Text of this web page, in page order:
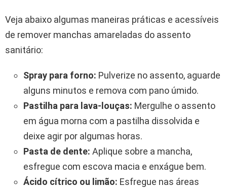
Veja abaixo algumas maneiras práticas e acessíveis
de remover manchas amareladas do assento
sanitário:
Spray para forno: Pulverize no assento, aguarde
alguns minutos e remova com pano úmido.
Pastilha para lava-louças: Mergulhe o assento
em água morna com a pastilha dissolvida e
deixe agir por algumas horas.
Pasta de dente: Aplique sobre a mancha,
esfregue com escova macia e enxágue bem.
Ácido cítrico ou limão: Esfregue nas áreas